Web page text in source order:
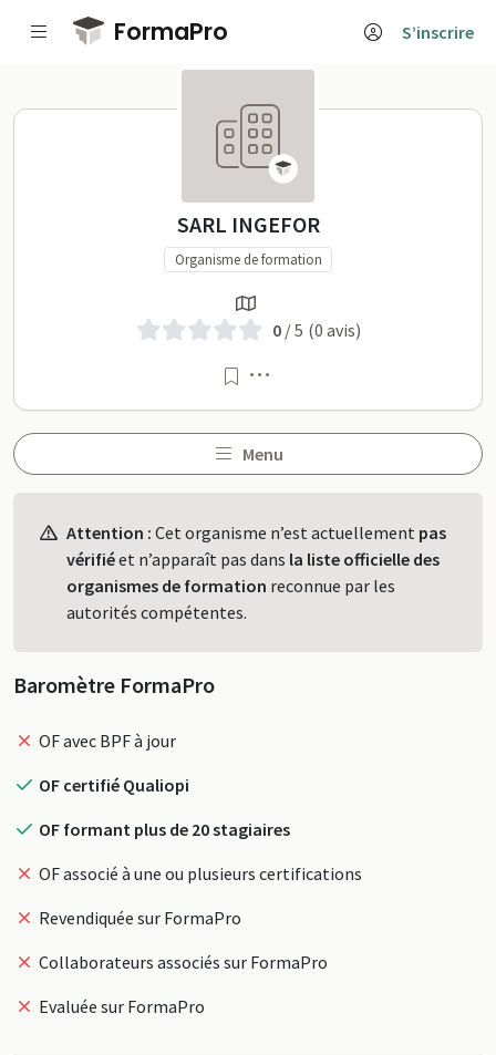
Passer au contenu principal
FormaPro S’inscrire
SARL INGEFOR sur
SARL INGEFOR
Organisme de formation
0/ 5 (0 avis)
Menu
Attention : Cet organisme n’est actuellement pas
vérifiéet n’apparaît pas dans la liste officielle des
organismes de formation reconnue par les
autorités compétentes.
Baromètre FormaPro
OF avec BPF à jour
OF certifié Qualiopi
OF formant plus de 20 stagiaires
OF associé à une ou plusieurs certifications
Revendiquée sur FormaPro
Collaborateurs associés sur FormaPro
Evaluée sur FormaPro